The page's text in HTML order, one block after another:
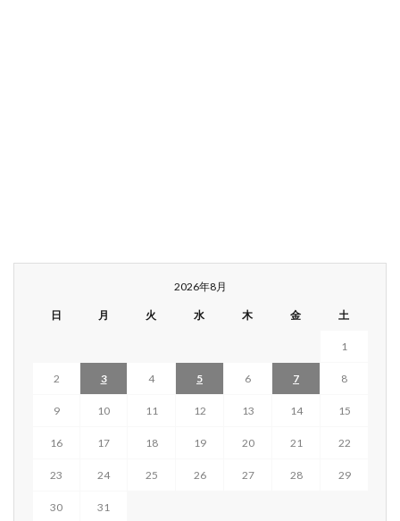
2026年8月
日 月 火 水 木 金 土
1
2 3 4 5 6 7 8
9 10 11 12 13 14 15
16 17 18 19 20 21 22
23 24 25 26 27 28 29
30
31